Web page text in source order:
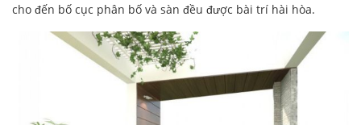
cho đến bố cục phân bố và sàn đều được bài trí hài hòa.